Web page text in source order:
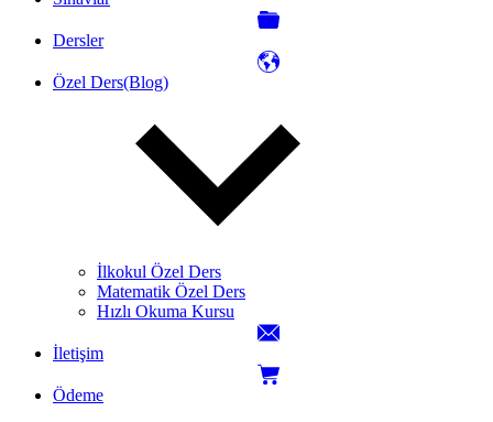
Dersler
Özel Ders(Blog)
İlkokul Özel Ders
Matematik Özel Ders
Hızlı Okuma Kursu
İletişim
Ödeme